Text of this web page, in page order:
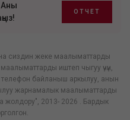
Аны
ОТЧЕТ
сиздин жеке маалыматтарды
иштеп чыгуу үчүн,
байланыш аркылуу, анын
жарнамалык маалыматтарды
жолдору", 2013- 2026 . Бардык